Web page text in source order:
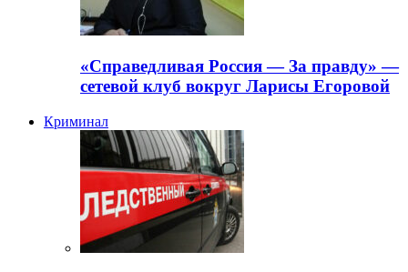
«Справедливая Россия — За правду» —
сетевой клуб вокруг Ларисы Егоровой
Криминал